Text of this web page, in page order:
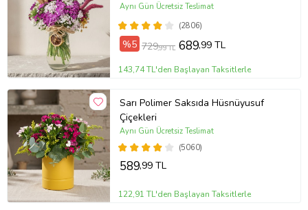
(2806)
Aynı Gün Ücretsiz Teslimat
%5 729,99 TL 689,99 TL
143,74 TL'den Başlayan Taksitlerle
Sarı Polimer Saksıda Hüsnüyusuf
Çiçekleri
(5060)
Aynı Gün Ücretsiz Teslimat
589,99 TL
122,91 TL'den Başlayan Taksitlerle